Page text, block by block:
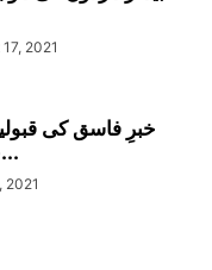
2021
خبرِ فاسق کی
حدیث کی روشنی...
2021